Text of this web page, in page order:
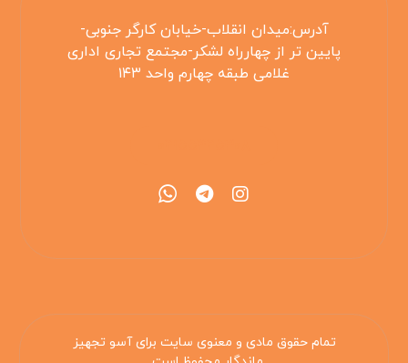
آدرس:میدان انقلاب-خیابان کارگر جنوبی-
پایین تر از چهارراه لشکر-مجتمع تجاری اداری
غلامی طبقه چهارم واحد ۱۴۳
تمام حقوق مادی و معنوی سایت برای آسو تجهیز